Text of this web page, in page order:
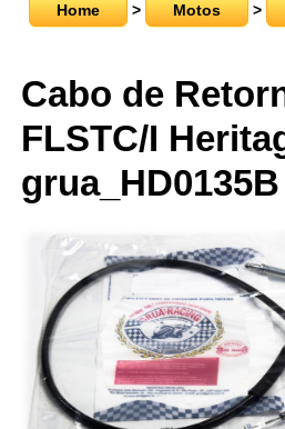
Home > Motos >
Cabo de
FLSTC/I
grua_HD0135B